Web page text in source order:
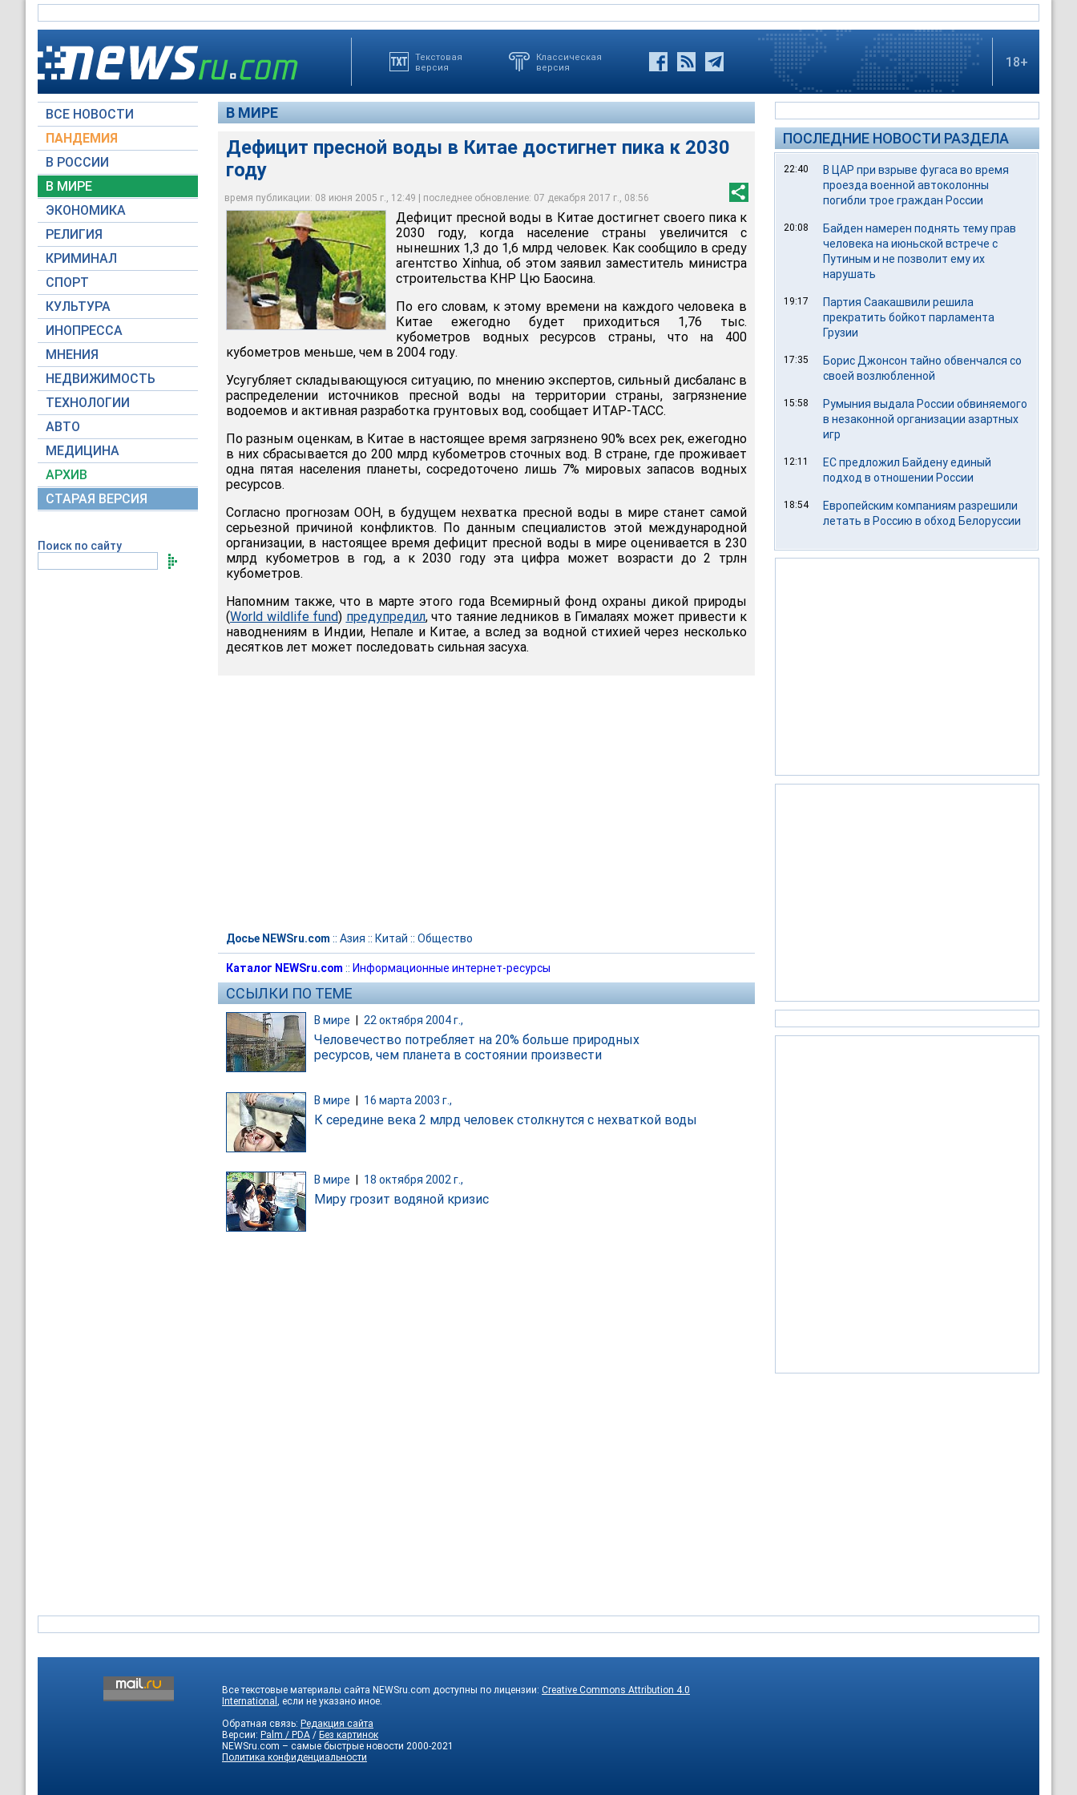
Текстовая
версия
Классическая
версия
18+
ВСЕ НОВОСТИ
ПАНДЕМИЯ
В РОССИИ
В МИРЕ
ЭКОНОМИКА
РЕЛИГИЯ
КРИМИНАЛ
СПОРТ
КУЛЬТУРА
ИНОПРЕССА
МНЕНИЯ
НЕДВИЖИМОСТЬ
ТЕХНОЛОГИИ
АВТО
МЕДИЦИНА
АРХИВ
СТАРАЯ ВЕРСИЯ
Поиск по сайту
В МИРЕ
Дефицит пресной воды в Китае достигнет пика к 2030
году
время публикации: 08 июня 2005 г., 12:49 | последнее обновление: 07 декабря 2017 г., 08:56
Дефицит пресной воды в Китае достигнет пика к 2030 году
Архив NEWSru.com
Дефицит пресной воды в Китае достигнет своего пика к
2030 году, когда население страны увеличится с
нынешних 1,3 до 1,6 млрд человек. Как сообщило в среду
агентство Xinhua, об этом заявил заместитель министра
строительства КНР Цю Баосина.
По его словам, к этому времени на каждого человека в
Китае ежегодно будет приходиться 1,76 тыс.
кубометров водных ресурсов страны, что на 400
кубометров меньше, чем в 2004 году.
Усугубляет складывающуюся ситуацию, по мнению экспертов, сильный дисбаланс в
распределении источников пресной воды на территории страны, загрязнение
водоемов и активная разработка грунтовых вод, сообщает ИТАР-ТАСС.
По разным оценкам, в Китае в настоящее время загрязнено 90% всех рек, ежегодно
в них сбрасывается до 200 млрд кубометров сточных вод. В стране, где проживает
одна пятая населения планеты, сосредоточено лишь 7% мировых запасов водных
ресурсов.
Согласно прогнозам ООН, в будущем нехватка пресной воды в мире станет самой
серьезной причиной конфликтов. По данным специалистов этой международной
организации, в настоящее время дефицит пресной воды в мире оценивается в 230
млрд кубометров в год, а к 2030 году эта цифра может возрасти до 2 трлн
кубометров.
Напомним также, что в марте этого года Всемирный фонд охраны дикой природы
(World wildlife fund) предупредил, что таяние ледников в Гималаях может привести к
наводнениям в Индии, Непале и Китае, а вслед за водной стихией через несколько
десятков лет может последовать сильная засуха.
Досье NEWSru.com :: Азия :: Китай :: Общество
Каталог NEWSru.com :: Информационные интернет-ресурсы
ССЫЛКИ ПО ТЕМЕ
В мире 22 октября 2004 г.,
Человечество потребляет на 20% больше природных
ресурсов, чем планета в состоянии произвести
В мире 16 марта 2003 г.,
К середине века 2 млрд человек столкнутся с нехваткой воды
В мире 18 октября 2002 г.,
Миру грозит водяной кризис
ПОСЛЕДНИЕ НОВОСТИ РАЗДЕЛА
22:40
В ЦАР при взрыве фугаса во время
проезда военной автоколонны
погибли трое граждан России
20:08
Байден намерен поднять тему прав
человека на июньской встрече с
Путиным и не позволит ему их
нарушать
19:17
Партия Саакашвили решила
прекратить бойкот парламента
Грузии
17:35
Борис Джонсон тайно обвенчался со
своей возлюбленной
15:58
Румыния выдала России обвиняемого
в незаконной организации азартных
игр
12:11
ЕС предложил Байдену единый
подход в отношении России
18:54
Европейским компаниям разрешили
летать в Россию в обход Белоруссии
Все текстовые материалы сайта NEWSru.com доступны по лицензии: Creative Commons Attribution 4.0
International , если не указано иное.
Обратная связь: Редакция сайта
Версии: Palm / PDA / Без картинок
NEWSru.com – самые быстрые новости 2000-2021
Политика конфиденциальности